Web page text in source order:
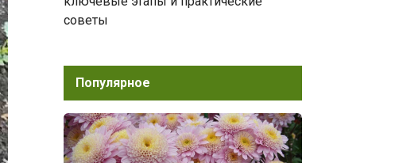
советы
Популярное